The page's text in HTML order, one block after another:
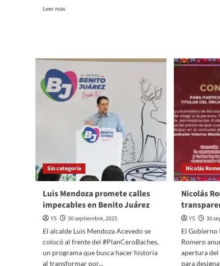
Leer másRead
entrañas
del
poder:
El
país
corrupción…
fábulas
Sin categoría
Luis Mendoza promete calles
impecables en Benito Juárez
YS
30 septiembre, 2025
El alcalde Luis Mendoza Acevedo se
colocó al frente del #PlanCeroBaches,
un programa que busca hacer historia
al transformar por...
Nicolás
Nicolás
YS
30
El
Romero
apertura del
para